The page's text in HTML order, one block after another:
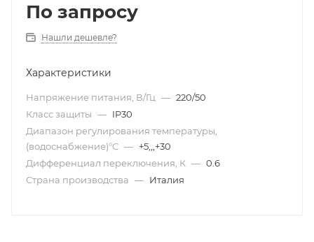
По запросу
Нашли дешевле?
Характеристики
Напряжение питания, В/Гц — 220/50
Класс защиты — IP30
Диапазон регулирования температуры,
(водоснабжение)°C — +5,,,+30
Дифференциал переключения, К — 0.6
Страна производства — Италия